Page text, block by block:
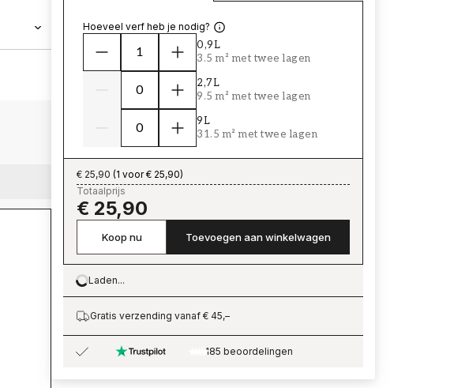
Hoeveel verf heb je nodig?
0,9L
3.5 m² met twee lagen
2,7L
9.5 m² met twee lagen
9L
31.5 m² met twee lagen
€ 25,90 (1 voor € 25,90)
Totaalprijs
€ 25,90
Koop nu Toevoegen aan winkelwagen
Loading…
Laden...
Gratis verzending vanaf € 45,–
185 beoordelingen